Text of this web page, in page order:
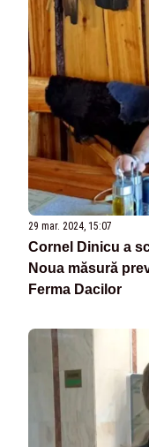
29 mar. 2024, 15:07
Cornel Dinicu a
Noua măsură
Ferma Dacilor